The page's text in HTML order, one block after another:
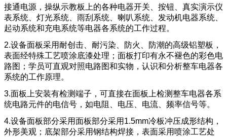
接通电源，操纵示教板上的各种电器开关、按钮、真实演示仪
表系统、灯光系统、雨刮系统、喇叭系统、发动机电器系统、
起动系统和充电系统等电器各系统的工作过程。
2.设备面板采用耐创击、耐污染、防火、防潮的高级铝塑板，
表面经特殊工艺喷涂底漆处理；面板打印有永不褪色的彩色电
路图；学员可直观对照电路图和实物，认识和分析整车电器各
系统的工作原理。
3.面板上安装有检测端子，可直接在面板上检测整车电器各系
统电路元件的电信号，如电阻、电压、电流、频率信号等。
4.设备面板部分采用面板部分采用1.5mm冷板冲压成形结构，
外形美观；底架部分采用钢结构焊接，表面采用喷涂工艺处